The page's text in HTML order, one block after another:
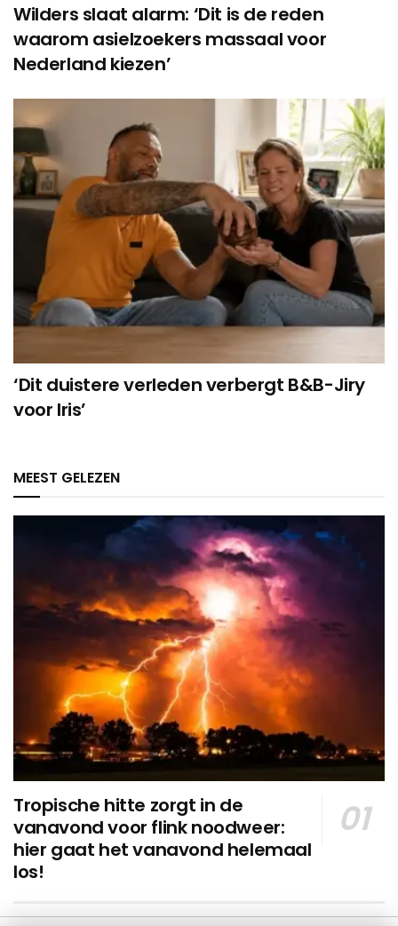
Wilders slaat alarm: ‘Dit is de reden
waarom asielzoekers massaal voor
Nederland kiezen’
‘Dit duistere verleden verbergt B&B-Jiry
voor Iris’
MEEST GELEZEN
Tropische hitte zorgt in de
vanavond voor flink noodweer:
hier gaat het vanavond helemaal
los!